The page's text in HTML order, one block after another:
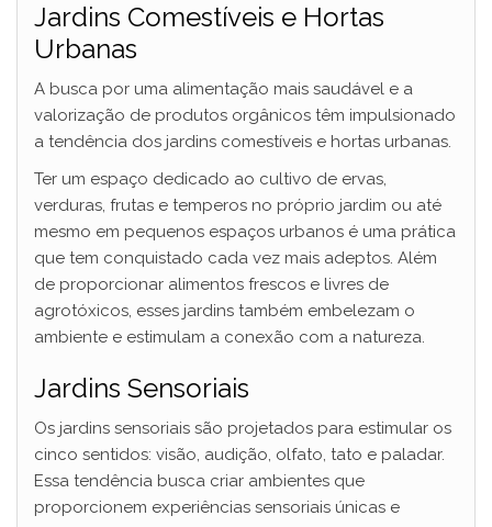
Jardins Comestíveis e Hortas
Urbanas
A busca por uma alimentação mais saudável e a
valorização de produtos orgânicos têm impulsionado
a tendência dos jardins comestíveis e hortas urbanas.
Ter um espaço dedicado ao cultivo de ervas,
verduras, frutas e temperos no próprio jardim ou até
mesmo em pequenos espaços urbanos é uma prática
que tem conquistado cada vez mais adeptos. Além
de proporcionar alimentos frescos e livres de
agrotóxicos, esses jardins também embelezam o
ambiente e estimulam a conexão com a natureza.
Jardins Sensoriais
Os jardins sensoriais são projetados para estimular os
cinco sentidos: visão, audição, olfato, tato e paladar.
Essa tendência busca criar ambientes que
proporcionem experiências sensoriais únicas e